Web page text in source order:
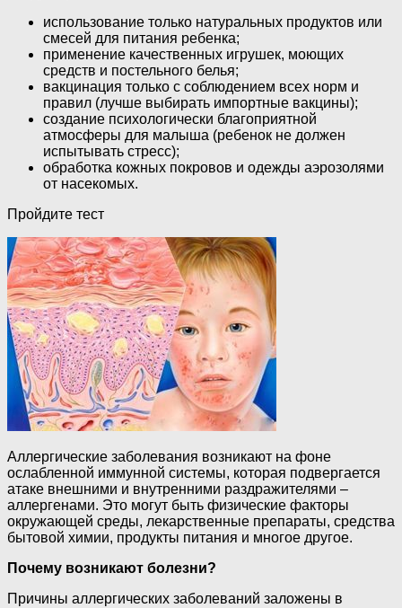
использование только натуральных продуктов или
смесей для питания ребенка;
применение качественных игрушек, моющих
средств и постельного белья;
вакцинация только с соблюдением всех норм и
правил (лучше выбирать импортные вакцины);
создание психологически благоприятной
атмосферы для малыша (ребенок не должен
испытывать стресс);
обработка кожных покровов и одежды аэрозолями
от насекомых.
Пройдите тест
Аллергические заболевания возникают на фоне
ослабленной иммунной системы, которая подвергается
атаке внешними и внутренними раздражителями –
аллергенами. Это могут быть физические факторы
окружающей среды, лекарственные препараты, средства
бытовой химии, продукты питания и многое другое.
Почему возникают болезни?
Причины аллергических заболеваний заложены в